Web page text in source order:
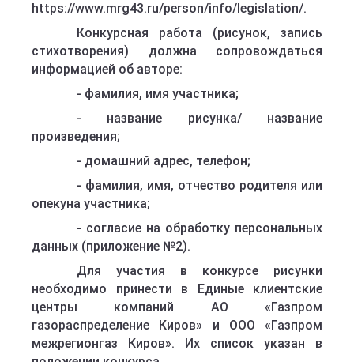
https://www.mrg43.ru/person/info/legislation/.
Конкурсная работа (рисунок, запись
стихотворения) должна сопровождаться
информацией об авторе:
- фамилия, имя участника;
- название рисунка/ название
произведения;
- домашний адрес, телефон;
- фамилия, имя, отчество родителя или
опекуна участника;
- согласие на обработку персональных
данных (приложение №2).
Для участия в конкурсе рисунки
необходимо принести в Единые клиентские
центры компаний АО «Газпром
газораспределение Киров» и ООО «Газпром
межрегионгаз Киров». Их список указан в